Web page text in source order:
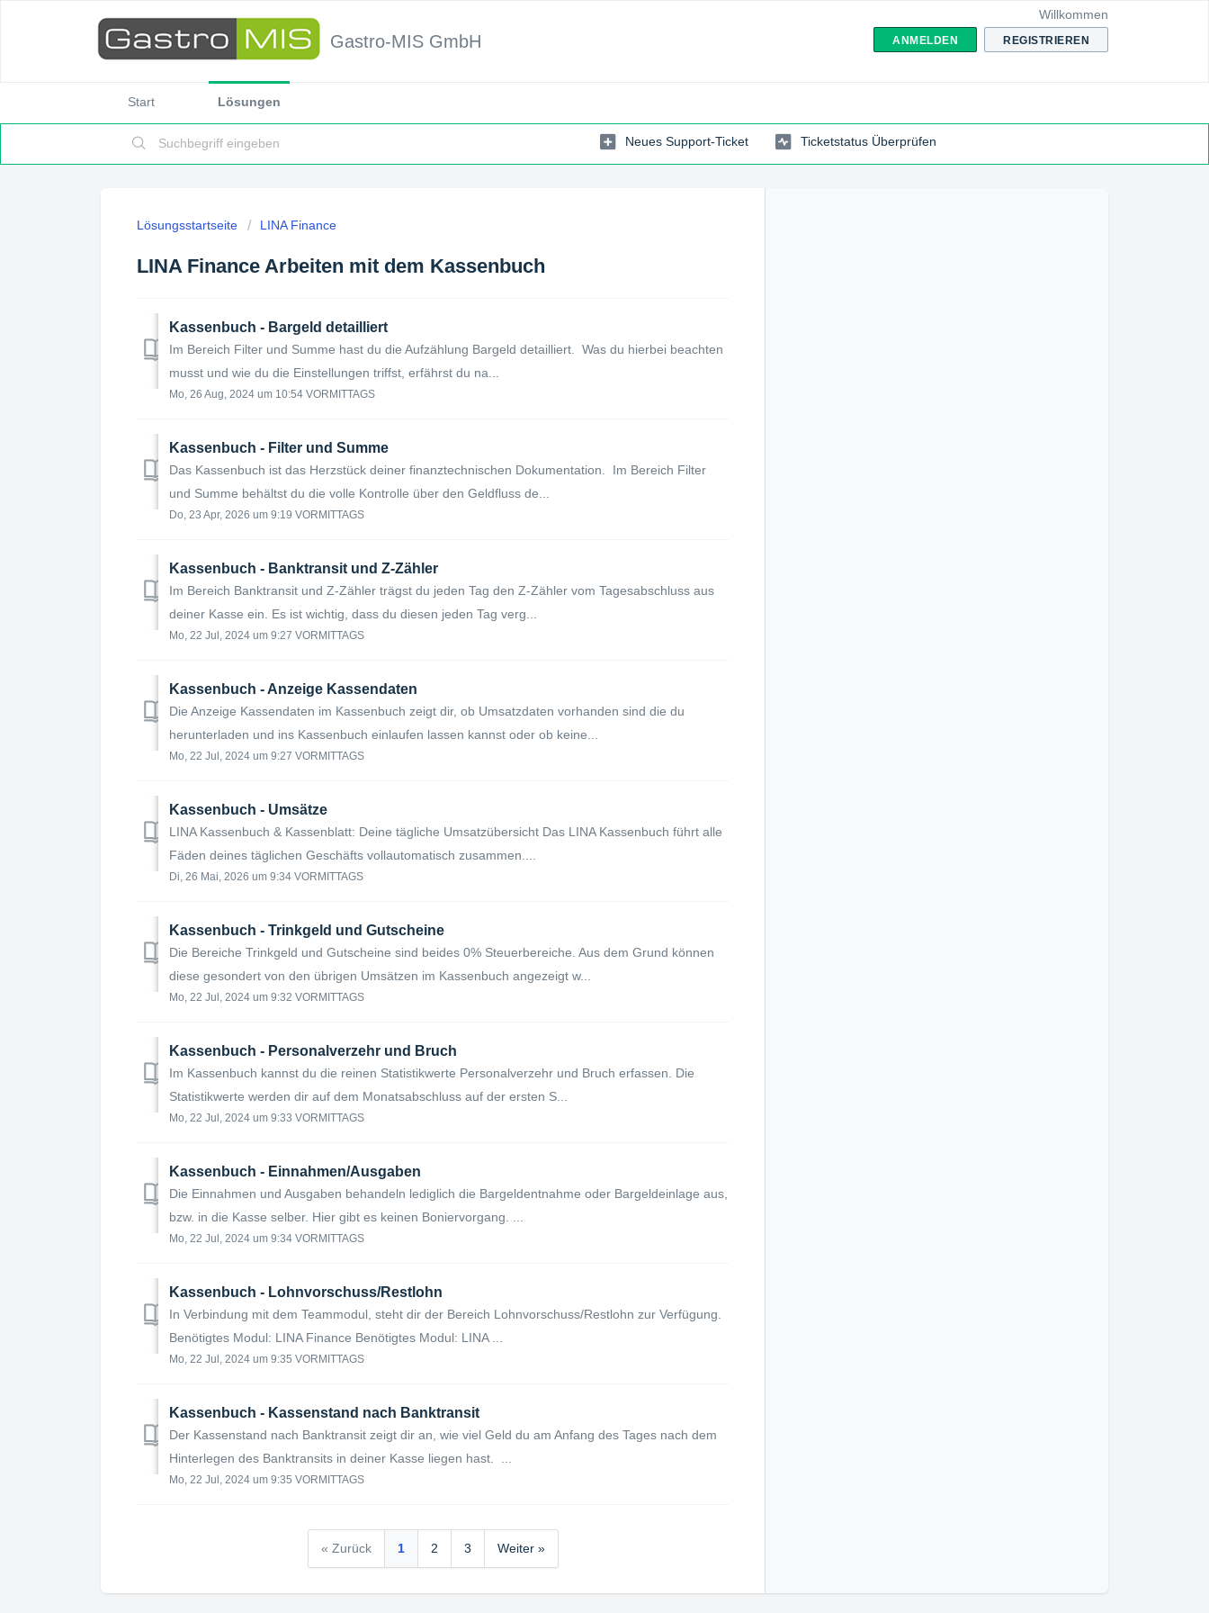
Gastro-MIS GmbH
Willkommen
ANMELDEN REGISTRIEREN
Start Lösungen
Neues Support-Ticket Ticketstatus Überprüfen
Lösungsstartseite LINA Finance
LINA Finance Arbeiten mit dem Kassenbuch
Kassenbuch - Bargeld detailliert
Im Bereich Filter und Summe hast du die Aufzählung Bargeld detailliert. Was du hierbei beachten
musst und wie du die Einstellungen triffst, erfährst du na...
Mo, 26 Aug, 2024 um 10:54 VORMITTAGS
Kassenbuch - Filter und Summe
Das Kassenbuch ist das Herzstück deiner finanztechnischen Dokumentation. Im Bereich Filter
und Summe behältst du die volle Kontrolle über den Geldfluss de...
Do, 23 Apr, 2026 um 9:19 VORMITTAGS
Kassenbuch - Banktransit und Z-Zähler
Im Bereich Banktransit und Z-Zähler trägst du jeden Tag den Z-Zähler vom Tagesabschluss aus
deiner Kasse ein. Es ist wichtig, dass du diesen jeden Tag verg...
Mo, 22 Jul, 2024 um 9:27 VORMITTAGS
Kassenbuch - Anzeige Kassendaten
Die Anzeige Kassendaten im Kassenbuch zeigt dir, ob Umsatzdaten vorhanden sind die du
herunterladen und ins Kassenbuch einlaufen lassen kannst oder ob keine...
Mo, 22 Jul, 2024 um 9:27 VORMITTAGS
Kassenbuch - Umsätze
LINA Kassenbuch & Kassenblatt: Deine tägliche Umsatzübersicht Das LINA Kassenbuch führt alle
Fäden deines täglichen Geschäfts vollautomatisch zusammen....
Di, 26 Mai, 2026 um 9:34 VORMITTAGS
Kassenbuch - Trinkgeld und Gutscheine
Die Bereiche Trinkgeld und Gutscheine sind beides 0% Steuerbereiche. Aus dem Grund können
diese gesondert von den übrigen Umsätzen im Kassenbuch angezeigt w...
Mo, 22 Jul, 2024 um 9:32 VORMITTAGS
Kassenbuch - Personalverzehr und Bruch
Im Kassenbuch kannst du die reinen Statistikwerte Personalverzehr und Bruch erfassen. Die
Statistikwerte werden dir auf dem Monatsabschluss auf der ersten S...
Mo, 22 Jul, 2024 um 9:33 VORMITTAGS
Kassenbuch - Einnahmen/Ausgaben
Die Einnahmen und Ausgaben behandeln lediglich die Bargeldentnahme oder Bargeldeinlage aus,
bzw. in die Kasse selber. Hier gibt es keinen Boniervorgang. ...
Mo, 22 Jul, 2024 um 9:34 VORMITTAGS
Kassenbuch - Lohnvorschuss/Restlohn
In Verbindung mit dem Teammodul, steht dir der Bereich Lohnvorschuss/Restlohn zur Verfügung.
Benötigtes Modul: LINA Finance Benötigtes Modul: LINA ...
Mo, 22 Jul, 2024 um 9:35 VORMITTAGS
Kassenbuch - Kassenstand nach Banktransit
Der Kassenstand nach Banktransit zeigt dir an, wie viel Geld du am Anfang des Tages nach dem
Hinterlegen des Banktransits in deiner Kasse liegen hast. ...
Mo, 22 Jul, 2024 um 9:35 VORMITTAGS
« Zurück 1 2 3 Weiter »